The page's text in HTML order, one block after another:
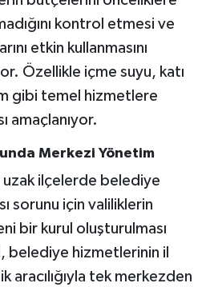
kontrol etmesi ve
etkin kullanmasını
Özellikle içme suyu, katı
gibi temel hizmetlere
amaçlanıyor.
Merkezi Yönetim
ilçelerde belediye
sorunu için valiliklerin
bir kurul oluşturulması
belediye hizmetlerinin il
aracılığıyla tek merkezden